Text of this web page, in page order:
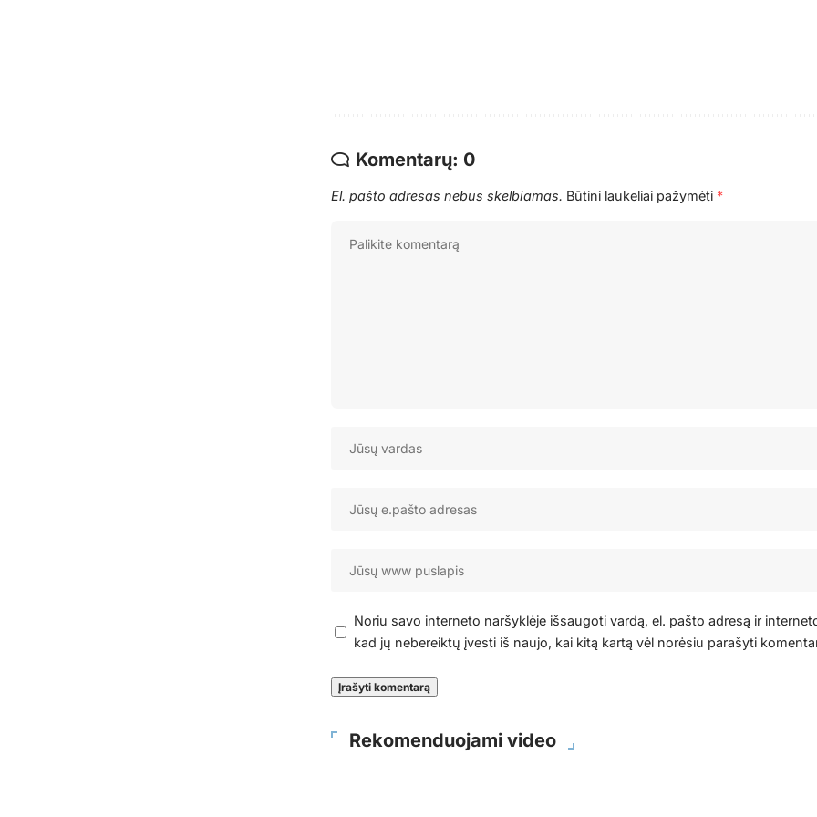
Komentarų: 0
El. pašto adresas nebus skelbiamas. Būtini laukeliai pažymėti *
Noriu savo interneto naršyklėje išsaugoti vardą, el. pašto adresą ir
kad jų nebereiktų įvesti iš naujo, kai kitą kartą vėl norėsiu parašyti
Rekomenduojami video